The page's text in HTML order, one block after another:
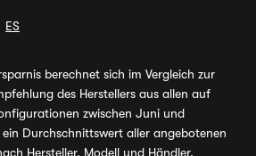
ES
berechnet sich im Vergleich zur
des Herstellers aus allen auf
zwischen Juni und
Durchschnittswert aller angebotenen
Hersteller, Modell und Händler.